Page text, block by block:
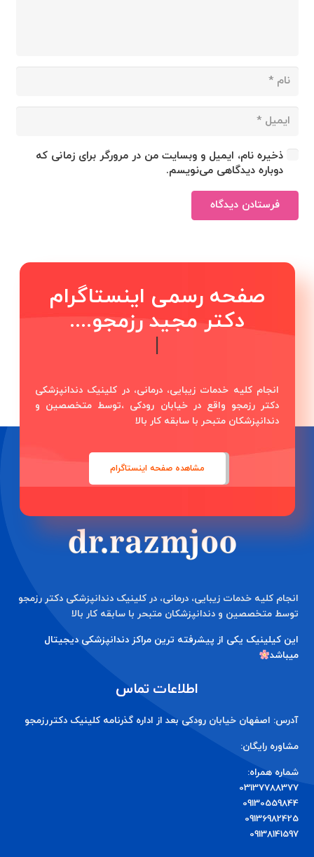
ذخیره نام، ایمیل و وبسایت من در مرورگر برای زمانی که
دوباره دیدگاهی می‌نویسم.
فرستادن دیدگاه
صفحه رسمی اینستاگرام
دکتر مج
|
انجام کلیه خدمات زیبایی، درمانی، در کلینیک دندانپزشکی
دکتر رزمجو واقع در خیابان رودکی ،توسط متخصصین و
دندانپزشکان متبحر با سابقه کار بالا
مشاهده صفحه اینستاگرام
انجام کلیه خدمات زیبایی، درمانی، در کلینیک دندانپزشکی دکتر رزمجو
توسط متخصصین و دندانپزشکان متبحر با سابقه کار بالا
این کیلینیک یکی از پیشرفته ترین مراکز دندانپزشکی دیجیتال
میباشد
اطلاعات تماس
آدرس: اصفهان خیابان رودکی بعد از اداره گذرنامه کلینیک دکتررزمجو
مشاوره رایگان:
شماره همراه:
03137788377
09130559844
09136982425
09138141597